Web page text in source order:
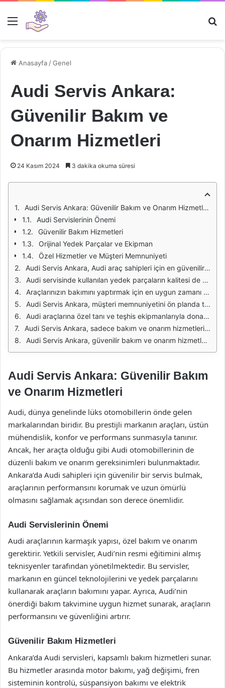
Menü
Anasayfa /Genel
Audi Servis Ankara:
Güvenilir Bakım ve
Onarım Hizmetleri
24 Kasım 2024 3 dakika okuma süresi
Audi Servis Ankara: Güvenilir Bakım ve Onarım Hizmetleri
Audi Servislerinin Önemi
Güvenilir Bakım Hizmetleri
Orijinal Yedek Parçalar ve Ekipman
Özel Hizmetler ve Müşteri Memnuniyeti
Audi Servis Ankara, Audi araç sahipleri için en güvenilir bakım ve onarım hizmetlerini sunmaktadır. Uzman teknisyenleri, her türlü Audi modelinin bakımını ve onarımını yapabilme yeteneğine sahiptir. Araçların periyodik bakımları, motor revizyonları, fren sistemleri ve süspansiyon onarımları gibi kapsamlı hizmetler sunularak, araçların performansları ve güvenlik standartları en üst seviyede tutulmaktadır.
Audi servisinde kullanılan yedek parçaların kalitesi de büyük bir öneme sahiptir. Orijinal yedek parçalar kullanılarak yapılan onarımlar, aracın ömrünü uzatmakta ve performansını artırmaktadır. Ayrıca, Audi Servis Ankara, hem garantili hem de güvenilir bir hizmet sunarak, müşteri memnuniyetini ön planda tutmaktadır. Her bir işlem, uzman teknisyenler tarafından titizlikle gerçekleştirilerek, araç sahiplerine güven vermektedir.
Araçlarınızın bakımını yaptırmak için en uygun zamanı belirlemek de oldukça önemlidir. Audi Servis Ankara, araç sahiplerine periyodik bakım takvimleri oluşturarak, araçlarının bakım süreçlerini düzenlemelerine yardımcı olmaktadır. Bu sayede, araçların uzun ömürlü olması ve beklenmedik arızaların önlenmesi sağlanmaktadır. Düzenli bakım, aynı zamanda aracın değerini koruyarak, ikinci el satışında da avantaj sağlamaktadır.
Audi Servis Ankara, müşteri memnuniyetini ön planda tutarak, hizmet kalitesini artırmak için sürekli olarak kendini geliştirmektedir. Müşteri geri bildirimleri dikkate alınarak, hizmet süreçleri optimize edilmekte ve yeni teknolojiler takip edilmektedir. Bu sayede, daha hızlı ve etkili çözümler sunulmakta, araç sahiplerinin zaman ve maliyet açısından tasarruf etmeleri sağlanmaktadır.
Audi araçlarına özel tanı ve teşhis ekipmanlarıyla donatılmış olan servis, her türlü arıza tespitini hızlı ve doğru bir şekilde yapabilmektedir. Modern teknolojiler kullanılarak gerçekleştirilen bu işlemler, arızaların kök nedenlerinin belirlenmesine yardımcı olur. Böylece, araç sahipleri, sorunları daha kapsamlı bir şekilde anlayarak, ihtiyaç duyulan onarımları zamanında yaptırabilirler.
Audi Servis Ankara, sadece bakım ve onarım hizmetleriyle sınırlı kalmayarak, araç sahiplerine danışmanlık hizmetleri de sunmaktadır. Yakıt tasarrufu, sürüş güvenliği ve bakım ipuçları gibi konularda bilgi vererek, araç sahiplerinin bilinçlenmesine katkıda bulunmaktadır. Bu tür bilgiler, araçların uzun ömürlü olması ve daha düşük maliyetlerle işletilmesi açısından büyük önem arz etmektedir.
Audi Servis Ankara, güvenilir bakım ve onarım hizmetleriyle Audi araç sahiplerinin her zaman yanında olmaktadır. Kaliteli hizmet anlayışı, uzman teknisyen kadrosu ve müşteri memnuniyetine odaklanan yaklaşımı ile Audi Servis Ankara, Ankara'da Audi araçları için vazgeçilmez bir adres olmuştur. Araç sahipleri, bu profesyonel hizmetlerden yararlanarak, araçlarının performansını ve güvenliğini artırabilirler.
Audi Servis Ankara: Güvenilir Bakım
ve Onarım Hizmetleri
Audi, dünya genelinde lüks otomobillerin önde gelen
markalarından biridir. Bu prestijli markanın araçları, üstün
mühendislik, konfor ve performans sunmasıyla tanınır.
Ancak, her araçta olduğu gibi Audi otomobillerinin de
düzenli bakım ve onarım gereksinimleri bulunmaktadır.
Ankara’da Audi sahipleri için güvenilir bir servis bulmak,
araçlarının performansını korumak ve uzun ömürlü
olmasını sağlamak açısından son derece önemlidir.
Audi Servislerinin Önemi
Audi araçlarının karmaşık yapısı, özel bakım ve onarım
gerektirir. Yetkili servisler, Audi’nin resmi eğitimini almış
teknisyenler tarafından yönetilmektedir. Bu servisler,
markanın en güncel teknolojilerini ve yedek parçalarını
kullanarak araçların bakımını yapar. Ayrıca, Audi’nin
önerdiği bakım takvimine uygun hizmet sunarak, araçların
performansını ve güvenliğini artırır.
Güvenilir Bakım Hizmetleri
Ankara’da Audi servisleri, kapsamlı bakım hizmetleri sunar.
Bu hizmetler arasında motor bakımı, yağ değişimi, fren
sisteminin kontrolü, süspansiyon bakımı ve elektrik